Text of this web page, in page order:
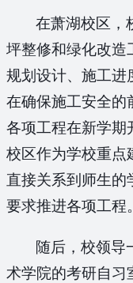
在萧湖校区，
坪整修和绿化改造
规划设计、施工进
在确保施工安全的
各项工程在新学期
校区作为学校重点
直接关系到师生
要求推进各项工程。
随后，校领导
术学院的考研自习